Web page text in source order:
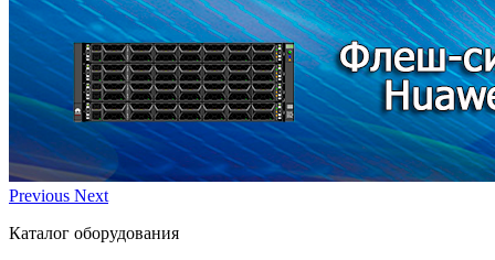
Previous Next
Каталог оборудования